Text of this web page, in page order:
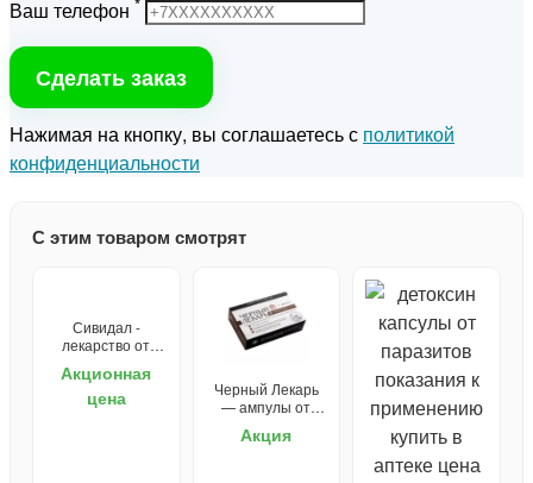
Ваш телефон
Сделать заказ
Нажимая на кнопку, вы соглашаетесь с политикой
конфиденциальности
С этим товаром смотрят
Сивидал -
лекарство от
Акционная
цена
Черный Лекарь
— ампулы от
Акция